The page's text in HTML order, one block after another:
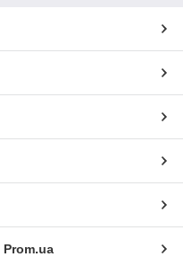
Prom.ua